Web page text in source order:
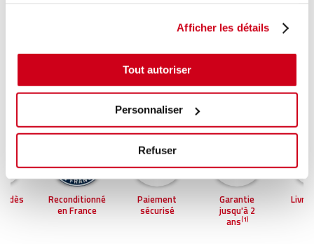
Afficher les détails
Tout autoriser
Personnaliser
Refuser
dès
Reconditionné
en France
Paiement
sécurisé
Garantie
jusqu'à 2
ans(1)